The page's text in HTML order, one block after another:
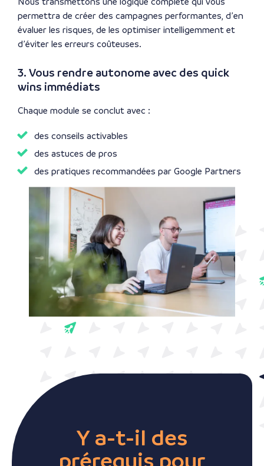
permettra de créer des campagnes performantes, d’en
évaluer les risques, de les optimiser intelligemment et
d’éviter les erreurs coûteuses.
3. Vous rendre autonome avec des quick
wins immédiats
Chaque module se conclut avec :
des conseils activables
des astuces de pros
des pratiques recommandées par Google Partners
Y a-t-il des